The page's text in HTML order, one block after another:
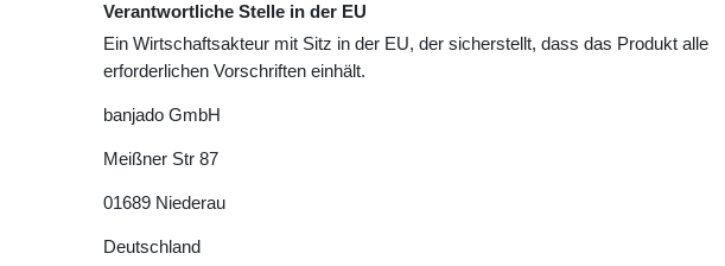
Verantwortliche Stelle in der EU
Ein Wirtschaftsakteur mit Sitz in der EU, der sicherstellt, dass das Produkt alle
erforderlichen Vorschriften einhält.
banjado GmbH
Meißner Str 87
01689 Niederau
Deutschland